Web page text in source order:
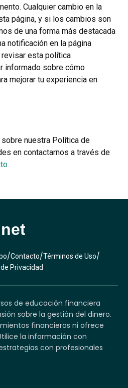
Cualquier cambio en la
página, y si los cambios son
de una forma más destacada
notificación en la página
revisar esta política
informado sobre cómo
mejorar tu experiencia en
nuestra Política de
en contactarnos a través de
.
/Contacto/Términos de Uso/
Privacidad
de educación financiera
sobre la gestión del dinero.
financieros ni ofrece
la información con
con profesionales